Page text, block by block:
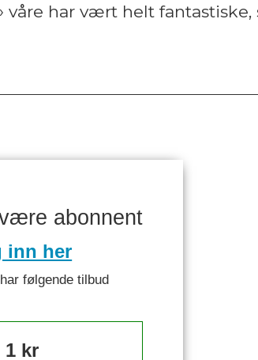
våre har vært helt
abonnent
inn her
følgende tilbud
1 kr